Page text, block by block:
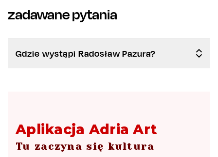
zadawane pytania
Gdzie wystąpi Radosław Pazura?
Aplikacja Adria Art
Tu zaczyna się kultura